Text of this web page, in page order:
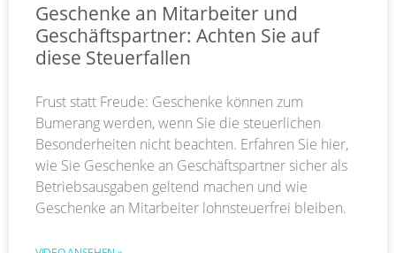
Geschenke an Mitarbeiter und
Geschäftspartner: Achten Sie auf
diese Steuerfallen
Frust statt Freude: Geschenke können zum
Bumerang werden, wenn Sie die steuerlichen
Besonderheiten nicht beachten. Erfahren Sie hier,
wie Sie Geschenke an Geschäftspartner sicher als
Betriebsausgaben geltend machen und wie
Geschenke an Mitarbeiter lohnsteuerfrei bleiben.